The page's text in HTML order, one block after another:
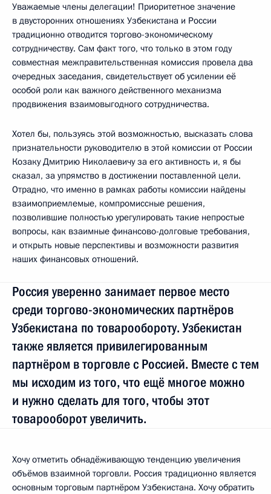
Уважаемые члены делегации! Приоритетное значение
в двусторонних отношениях Узбекистана и России
традиционно отводится торгово-экономическому
сотрудничеству. Сам факт того, что только в этом году
совместная межправительственная комиссия провела два
очередных заседания, свидетельствует об усилении её
особой роли как важного действенного механизма
продвижения взаимовыгодного сотрудничества.
Хотел бы, пользуясь этой возможностью, высказать слова
признательности руководителю в этой комиссии от России
Козаку Дмитрию Николаевичу за его активность и, я бы
сказал, за упрямство в достижении поставленной цели.
Отрадно, что именно в рамках работы комиссии найдены
взаимоприемлемые, компромиссные решения,
позволившие полностью урегулировать такие непростые
вопросы, как взаимные финансово-долговые требования,
и открыть новые перспективы и возможности развития
наших финансовых отношений.
Россия уверенно занимает первое место
среди торгово-экономических партнёров
Узбекистана по товарообороту. Узбекистан
также является привилегированным
партнёром в торговле с Россией. Вместе с тем
мы исходим из того, что ещё многое можно
и нужно сделать для того, чтобы этот
товарооборот увеличить.
Хочу отметить обнадёживающую тенденцию увеличения
объёмов взаимной торговли. Россия традиционно является
основным торговым партнёром Узбекистана. Хочу обратить